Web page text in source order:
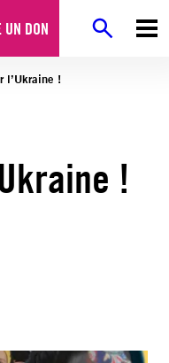
UN DON
l’Ukraine !
!